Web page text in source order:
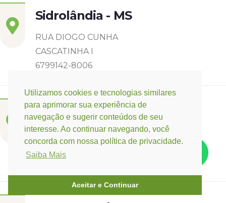
Utilizamos cookies e tecnologias similares
para aprimorar sua experiência de
navegação e sugerir conteúdos de seu
interesse. Ao continuar navegando, você
concorda com nossa política de privacidade.
Saiba Mais
Aceitar e Continuar
Sidrolândia - MS
RUA DIOGO CUNHA
CASCATINHA I
6799142-8006
Três Lagoas - MS
Rua Eurídice Chagas Cruz, 2675
Centro
(67) 9 9249-5406